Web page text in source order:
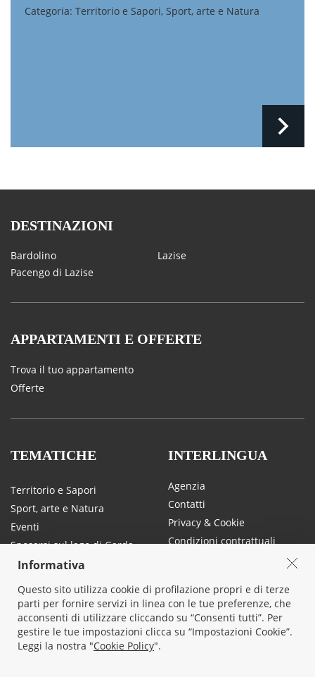
Categoria: Territorio e Sapori, Sport, arte e Natura
DESTINAZIONI
Bardolino
Lazise
Pacengo di Lazise
APPARTAMENTI E OFFERTE
Trova il tuo appartamento
Offerte
TEMATICHE
Territorio e Sapori
Sport, arte e Natura
Eventi
Sposarsi sul lago di Garda
Traffico e mobilità sul lago di
INTERLINGUA
Agenzia
Contatti
Privacy & Cookie
Condizioni contrattuali
SOCIAL
Informativa
Questo sito utilizza cookie di profilazione propri e di terze
parti per fornire servizi in linea con le tue preferenze, che
acconsenti di utilizzare cliccando su “Consenti tutti”. Per
gestire le tue impostazioni clicca su “Impostazioni Cookie”.
Leggi la nostra "Cookie Policy".